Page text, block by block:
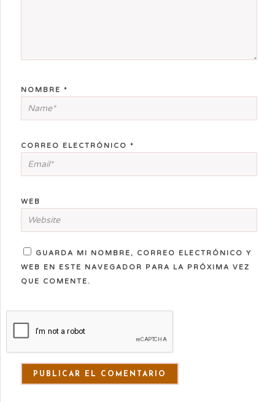
NOMBRE *
CORREO ELECTRÓNICO *
WEB
GUARDA MI NOMBRE, CORREO ELECTRÓNICO Y
WEB EN ESTE NAVEGADOR PARA LA PRÓXIMA VEZ
QUE COMENTE.